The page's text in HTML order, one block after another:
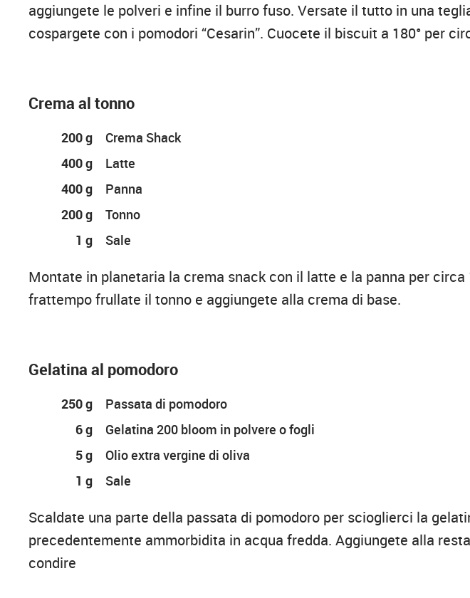
aggiungete le polveri e infine il burro fuso. Versate il tutto in una
cospargete con i pomodori “Cesarin”. Cuocete il biscuit a 180° per
Crema al tonno
200 g
Crema Shack
400 g
Latte
400 g
Panna
200 g
Tonno
1 g
Sale
Montate in planetaria la crema snack con il latte e la panna per circa
frattempo frullate il tonno e aggiungete alla crema di base.
Gelatina al pomodoro
250 g
Passata di pomodoro
6 g
Gelatina 200 bloom in polvere o fogli
5 g
Olio extra vergine di oliva
1 g
Sale
Scaldate una parte della passata di pomodoro per scioglierci la
precedentemente ammorbidita in acqua fredda. Aggiungete alla
condire